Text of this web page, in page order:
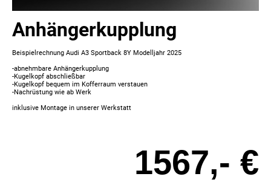
Anhängerkupplung
Beispielrechnung Audi A3 Sportback 8Y Modelljahr 2025
-abnehmbare Anhängerkupplung
-Kugelkopf abschließbar
-Kugelkopf bequem im Kofferraum verstauen
-Nachrüstung wie ab Werk
inklusive Montage in unserer Werkstatt
1567,- €